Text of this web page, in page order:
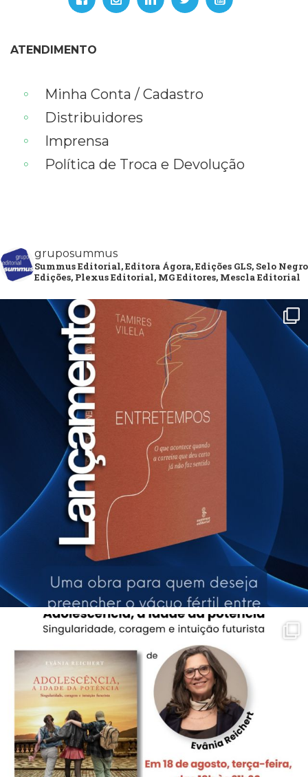
ATENDIMENTO
Minha Conta / Cadastro
Distribuidores
Imprensa
Política de Troca e Devolução
gruposummus
Summus Editorial, Editora Ágora, Edições GLS, Selo Negro
Edições, Plexus Editorial, MG Editores, Mescla Editorial